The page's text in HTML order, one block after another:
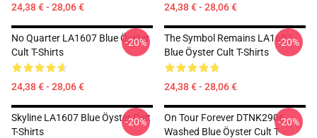
24,38 € - 28,06 € 24,38 € - 28,06 €
No Quarter LA1607 Blue Öyster
Cult T-Shirts
24,38 € - 28,06 €
-20%
The Symbol Remains LA1607
Blue Öyster Cult T-Shirts
24,38 € - 28,06 €
-20%
Skyline LA1607 Blue Öyster Cult
T-Shirts
-20%
On Tour Forever DTNK2906
Washed Blue Öyster Cult T-
-20%